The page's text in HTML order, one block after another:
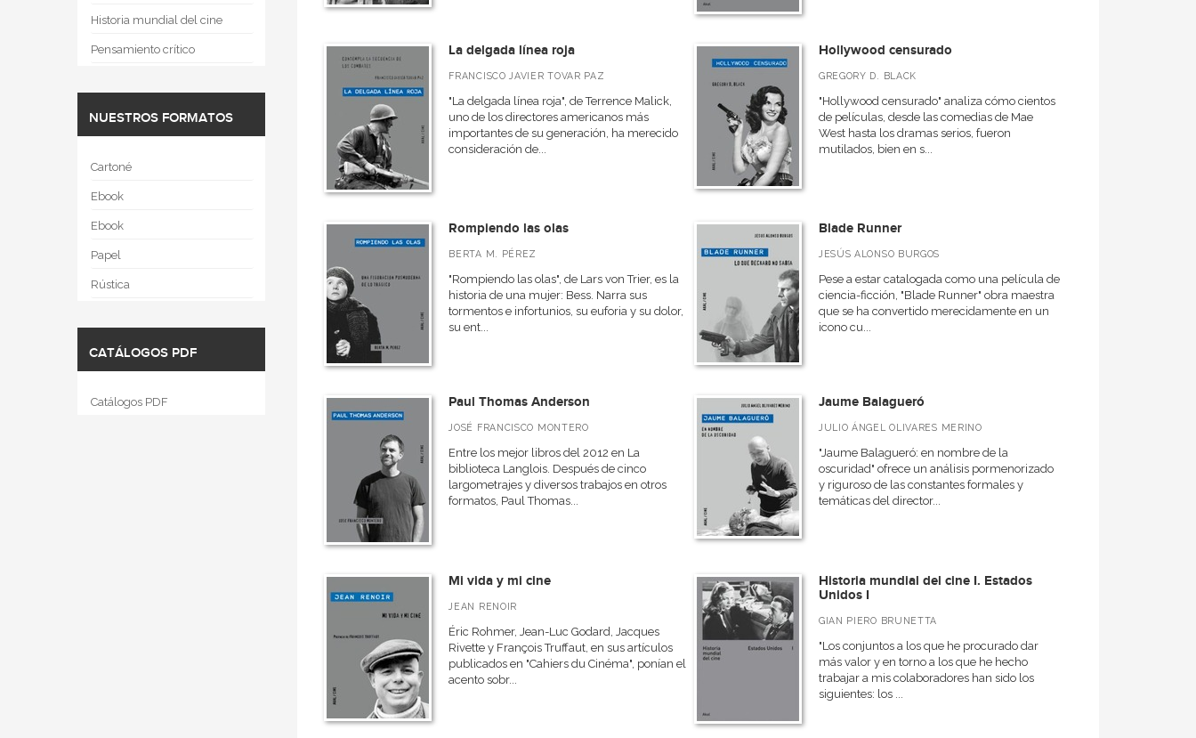
Historia mundial del cine
Pensamiento crítico
NUESTROS FORMATOS
Cartoné
Ebook
Ebook
Papel
Rústica
CATÁLOGOS PDF
Catálogos PDF
La delgada línea roja
FRANCISCO JAVIER TOVAR PAZ
"La delgada línea roja", de Terrence Malick,
uno de los directores americanos más
importantes de su generación, ha merecido
consideración de...
Hollywood censurado
GREGORY D. BLACK
"Hollywood censurado" analiza cómo cientos
de películas, desde las comedias de Mae
West hasta los dramas serios, fueron
mutilados, bien en s...
Rompiendo las olas
BERTA M. PÉREZ
"Rompiendo las olas", de Lars von Trier, es la
historia de una mujer: Bess. Narra sus
tormentos e infortunios, su euforia y su dolor,
su ent...
Blade Runner
JESÚS ALONSO BURGOS
Pese a estar catalogada como una película de
ciencia-ficción, "Blade Runner" obra maestra
que se ha convertido merecidamente en un
icono cu...
Paul Thomas Anderson
JOSÉ FRANCISCO MONTERO
Entre los mejor libros del 2012 en La
biblioteca Langlois. Después de cinco
largometrajes y diversos trabajos en otros
formatos, Paul Thomas...
Jaume Balagueró
JULIO ÁNGEL OLIVARES MERINO
"Jaume Balagueró: en nombre de la
oscuridad" ofrece un análisis pormenorizado
y riguroso de las constantes formales y
temáticas del director...
Mi vida y mi cine
JEAN RENOIR
Éric Rohmer, Jean-Luc Godard, Jacques
Rivette y François Truffaut, en sus artículos
publicados en "Cahiers du Cinéma", ponían el
acento sobr...
Historia mundial del cine I. Estados
Unidos I
GIAN PIERO BRUNETTA
"Los conjuntos a los que he procurado dar
más valor y en torno a los que he hecho
trabajar a mis colaboradores han sido los
siguientes: los ...